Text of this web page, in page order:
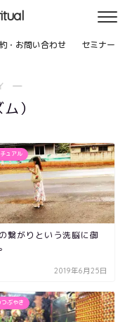
・お問い合わせ セミナー
―
）
ュアル
繋がりという洗脳に御
2019年6月25日
つぶやき